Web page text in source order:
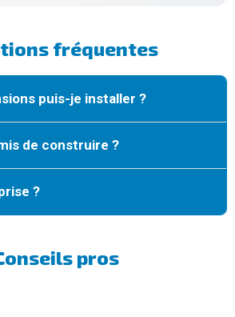
fréquentes
puis-je installer ?
de construire ?
?
pros